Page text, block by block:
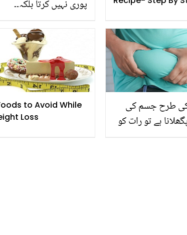
پوری نہیں کرتا بلکہ۔۔
5 بڑے فائدے جو بہت کم
لوگ جانتے ہیں
to Avoid While
Loss
طرح جسم کی
ہے تو رات کو